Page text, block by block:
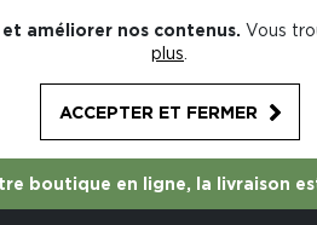
améliorer nos contenus. Vous
plus
ACCEPTER ET FERMER
boutique en ligne, la livraison